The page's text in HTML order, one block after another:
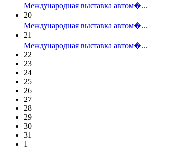
Международная выставка автом�...
20
Международная выставка автом�...
21
Международная выставка автом�...
22
23
24
25
26
27
28
29
30
31
1